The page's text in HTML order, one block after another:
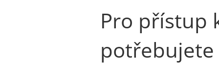
Pro přístup